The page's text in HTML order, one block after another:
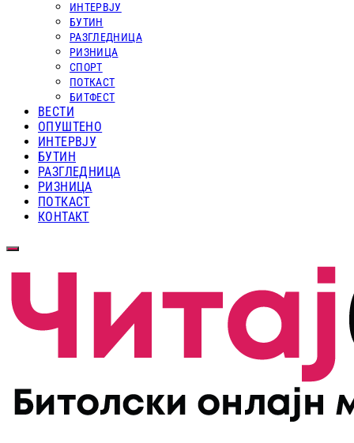
ИНТЕРВЈУ
БУТИН
РАЗГЛЕДНИЦА
РИЗНИЦА
СПОРТ
ПОТКАСТ
БИТФЕСТ
ВЕСТИ
ОПУШТЕНО
ИНТЕРВЈУ
БУТИН
РАЗГЛЕДНИЦА
РИЗНИЦА
ПОТКАСТ
КОНТАКТ